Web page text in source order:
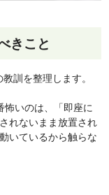
きこと
訓を整理します。
いのは、「即座に
れないまま放置され
いているから触らな